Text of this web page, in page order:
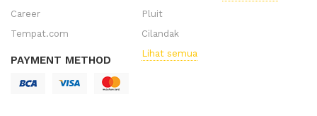
Career
Tempat.com
PAYMENT METHOD
Pluit
Cilandak
Lihat semua